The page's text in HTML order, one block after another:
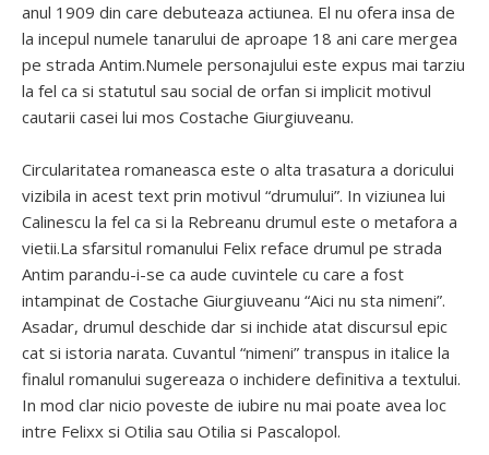
anul 1909 din care debuteaza actiunea. El nu ofera insa de
la incepul numele tanarului de aproape 18 ani care mergea
pe strada Antim.Numele personajului este expus mai tarziu
la fel ca si statutul sau social de orfan si implicit motivul
cautarii casei lui mos Costache Giurgiuveanu.
Circularitatea romaneasca este o alta trasatura a doricului
vizibila in acest text prin motivul “drumului”. In viziunea lui
Calinescu la fel ca si la Rebreanu drumul este o metafora a
vietii.La sfarsitul romanului Felix reface drumul pe strada
Antim parandu-i-se ca aude cuvintele cu care a fost
intampinat de Costache Giurgiuveanu “Aici nu sta nimeni”.
Asadar, drumul deschide dar si inchide atat discursul epic
cat si istoria narata. Cuvantul “nimeni” transpus in italice la
finalul romanului sugereaza o inchidere definitiva a textului.
In mod clar nicio poveste de iubire nu mai poate avea loc
intre Felixx si Otilia sau Otilia si Pascalopol.